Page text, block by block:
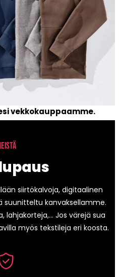
vekkokauppaamme.
siirtökalvoja, digitaalinen
suunitteltu kanvaksellamme.
lahjakorteja,… Jos värejä sua
myös tekstileja eri koosta.